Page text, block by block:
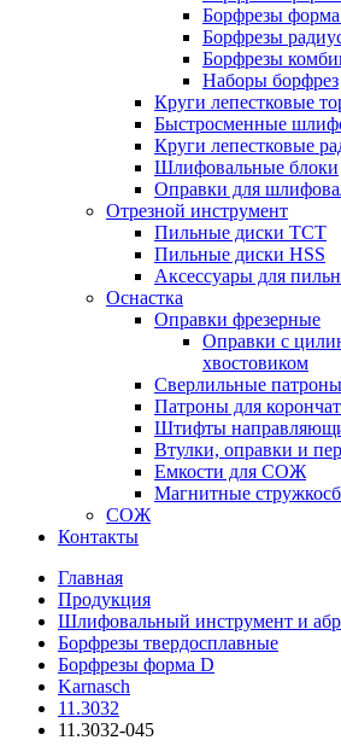
Борфрезы форма
Борфрезы
Борфрезы
Наборы борфрез
Круги лепестковые
Быстросменные
Круги лепестковые
Шлифовальные блоки
Оправки для
Отрезной инструмент
Пильные диски ТСТ
Пильные диски HSS
Аксессуары для
Оснастка
Оправки фрезерные
Оправки с
хвостовиком
Сверлильные патроны
Патроны для
Штифты
Втулки, оправки и
Емкости для СОЖ
Магнитные
СОЖ
Контакты
Главная
Продукция
Шлифовальный инструмент и
Борфрезы твердосплавные
Борфрезы форма D
Karnasch
11.3032
11.3032-045